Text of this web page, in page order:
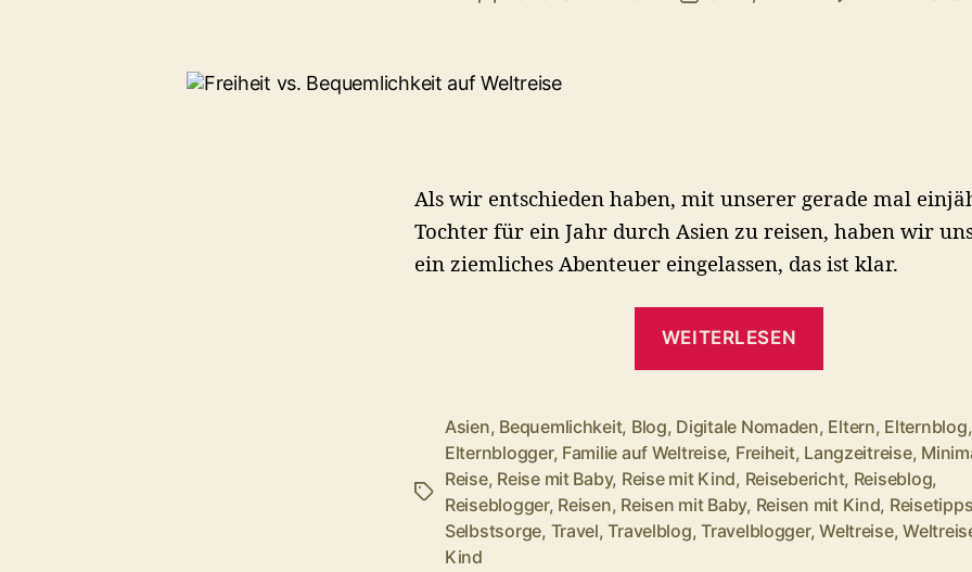
Als wir entschieden haben, mit unserer gerade mal
Tochter für ein Jahr durch Asien zu reisen, haben wir
ein ziemliches Abenteuer eingelassen, das ist klar.
WEITERLESEN
Langzeitreise
–
Freiheit
vs.
Schlagwörter
Asien, Bequemlichkeit, Blog, Digitale Nomaden, Eltern, Elternblog,
Elternblogger, Familie auf Weltreise, Freiheit, Langzeitreise,
Reise, Reise mit Baby, Reise mit Kind, Reisebericht, Reiseblog,
Reiseblogger, Reisen, Reisen mit Baby, Reisen mit Kind, Reisetipps
Selbstsorge, Travel,Travelblog,Travelblogger,Weltreise,
Kind